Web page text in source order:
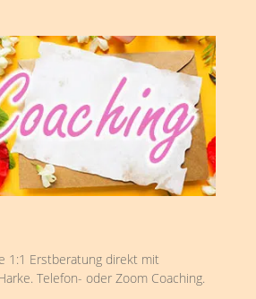
1:1 Erstberatung direkt mit
Telefon- oder Zoom Coaching.